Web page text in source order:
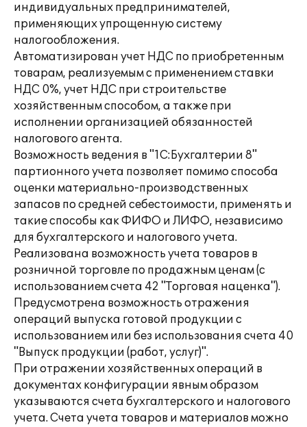
индивидуальных предпринимателей,
применяющих упрощенную систему
налогообложения.
Автоматизирован учет НДС по приобретенным
товарам, реализуемым с применением ставки
НДС 0%, учет НДС при строительстве
хозяйственным способом, а также при
исполнении организацией обязанностей
налогового агента.
Возможность ведения в "1С:Бухгалтерии 8"
партионного учета позволяет помимо способа
оценки материально-производственных
запасов по средней себестоимости, применять и
такие способы как ФИФО и ЛИФО, независимо
для бухгалтерского и налогового учета.
Реализована возможность учета товаров в
розничной торговле по продажным ценам (с
использованием счета 42 "Торговая наценка").
Предусмотрена возможность отражения
операций выпуска готовой продукции с
использованием или без использования счета 40
"Выпуск продукции (работ, услуг)".
При отражении хозяйственных операций в
документах конфигурации явным образом
указываются счета бухгалтерского и налогового
учета. Счета учета товаров и материалов можно